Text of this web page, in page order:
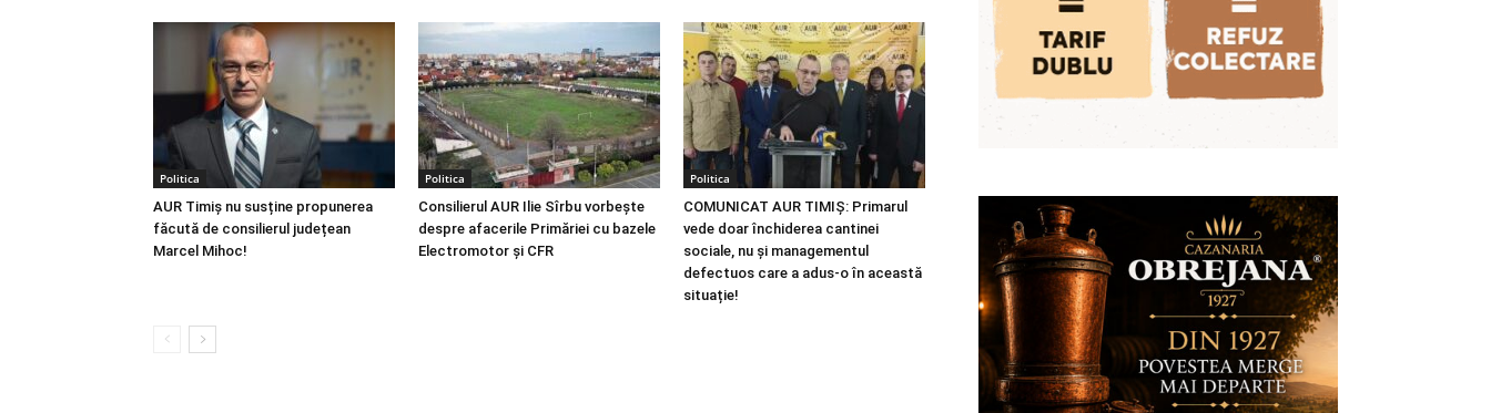
Politica
AUR Timiș nu susține propunerea
făcută de consilierul județean
Marcel Mihoc!
Politica
Consilierul AUR Ilie Sîrbu vorbește
despre afacerile Primăriei cu bazele
Electromotor și CFR
Politica
COMUNICAT AUR TIMIȘ: Primarul
vede doar închiderea cantinei
sociale, nu și managementul
defectuos care a adus-o în această
situație!